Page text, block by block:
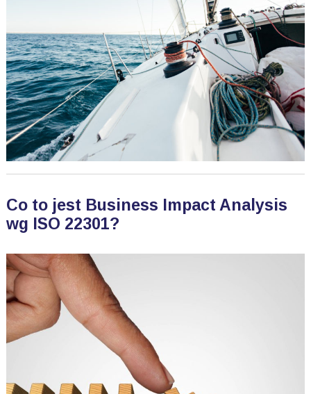
Co to jest Business Impact Analysis
wg ISO 22301?